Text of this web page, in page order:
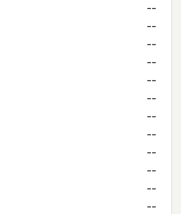
--
--
--
--
--
--
--
--
--
--
--
--